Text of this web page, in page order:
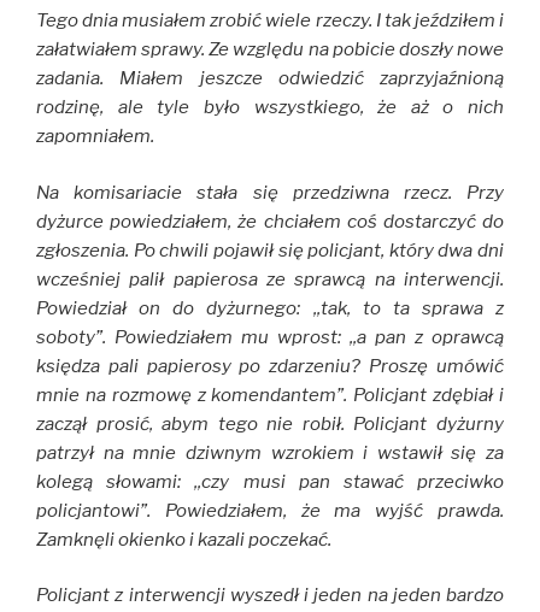
n
d
o
w
)
i
n
d
o
w
)
d
o
w
)
Tego dnia musiałem zrobić wiele rzeczy. I tak jeździłem i
załatwiałem sprawy. Ze względu na pobicie doszły nowe
zadania. Miałem jeszcze odwiedzić zaprzyjaźnioną
rodzinę, ale tyle było wszystkiego, że aż o nich
zapomniałem.
Na komisariacie stała się przedziwna rzecz. Przy
dyżurce powiedziałem, że chciałem coś dostarczyć do
zgłoszenia. Po chwili pojawił się policjant, który dwa dni
wcześniej palił papierosa ze sprawcą na interwencji.
Powiedział on do dyżurnego: ,,tak, to ta sprawa z
soboty”. Powiedziałem mu wprost: ,,a pan z oprawcą
księdza pali papierosy po zdarzeniu? Proszę umówić
mnie na rozmowę z komendantem”. Policjant zdębiał i
zaczął prosić, abym tego nie robił. Policjant dyżurny
patrzył na mnie dziwnym wzrokiem i wstawił się za
kolegą słowami: ,,czy musi pan stawać przeciwko
policjantowi”. Powiedziałem, że ma wyjść prawda.
Zamknęli okienko i kazali poczekać.
Policjant z interwencji wyszedł i jeden na jeden bardzo